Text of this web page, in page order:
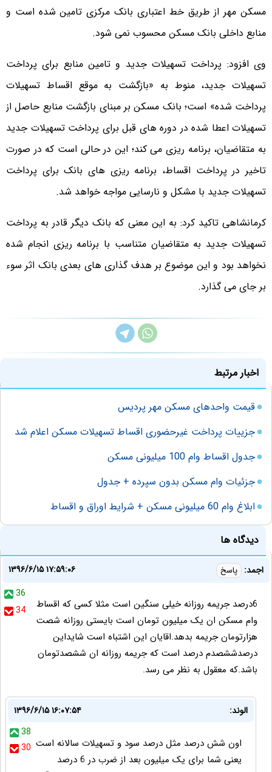
مسکن مهر از طریق خط اعتباری بانک مرکزی تامین شده است و
منابع داخلی بانک مسکن محسوب نمی شود.
وی افزود: پرداخت تسهیلات جدید و تامین منابع برای پرداخت
تسهیلات جدید، منوط به «بازگشت به موقع اقساط تسهیلات
پرداخت شده» است؛ بانک مسکن بر مبنای بازگشت منابع حاصل از
تسهیلات اعطا شده در دوره های قبل برای پرداخت تسهیلات جدید
به متقاضیان، برنامه ریزی می کند؛ این در حالی است که در صورت
تاخیر در پرداخت اقساط، برنامه ریزی های بانک برای پرداخت
تسهیلات جدید با مشکل و نارسایی مواجه خواهد شد.
کرمانشاهی تاکید کرد: به این معنی که بانک دیگر قادر به پرداخت
تسهیلات جدید به متقاضیان متناسب با برنامه ریزی انجام شده
نخواهد بود و این موضوع بر هدف گذاری های بعدی بانک اثر سوء
بر جای می گذارد.
اخبار مرتبط
قیمت واحدهای مسکن مهر پردیس
جزییات پرداخت غیرحضوری اقساط تسهیلات مسکن اعلام شد
جدول اقساط وام 100 میلیونی مسکن
جزئیات وام مسکن بدون سپرده + جدول
ابلاغ وام 60 میلیونی مسکن + شرایط اوراق و اقساط
دیدگاه ها
اجمد: پاسخ
۱۳۹۶/۶/۱۵ ۱۷:۵۹:۰۶
36
34
6درصد جریمه روزانه خیلی سنگین است مثلا کسی که اقساط
وام مسکن ان یک میلیون تومان است بایستی روزانه شصت
هزارتومان جریمه بدهد.اقایان این اشتباه است شایداین
درصدششصدم درصد است که جریمه روزانه ان ششصدتومان
باشد.که معقول به نظر می رسد.
الوند:
۱۳۹۶/۶/۱۵ ۱۶:۰۷:۵۴
38
30 اون شش درصد مثل درصد سود و تسهیلات سالانه است
یعنی شما برای یک میلیون بعد از ضرب در 6 درصد